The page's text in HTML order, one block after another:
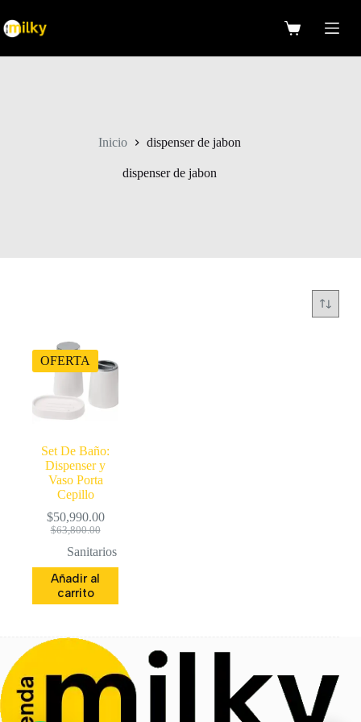
al
contenido
Carro
Inicio dispenser de jabon
dispenser de jabon
OFERTA
Set De Baño:
Dispenser y
Vaso Porta
Cepillo
$63,800.00
El
original
era:
$63,800.00.
$50,990.00
El
actual
es:
$50,990.00.
Sanitarios
Añadir al
carrito